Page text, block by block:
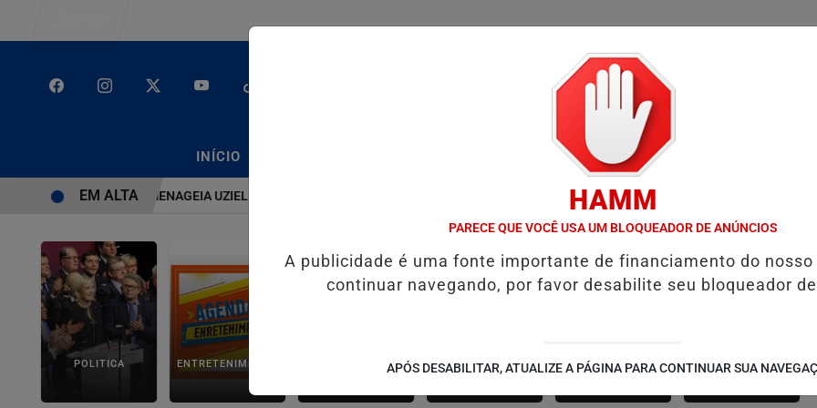
INÍCIO COLUNAS / EMPREGOS
É BRUTO” HOMENAGEIA UZIEL BUENO NO TERRAÇO MINEIRO D' GUST RECEBE MOACIR CALDAS E CAIQUE PIMENTA COM O
EM ALTA
POLITICA ENTRETENIMENTO SALVADOR AQUI! SÃO JOÃO 2.6
NOTÍCIAS
FUTEBOL
HAMM
PARECE QUE VOCÊ USA UM BLOQUEADOR DE ANÚNCIOS
A publicidade é uma fonte importante de financiamento do nosso
continuar navegando, por favor desabilite seu bloqueador
APÓS DESABILITAR, ATUALIZE A PÁGINA PARA CONTINUAR SUA